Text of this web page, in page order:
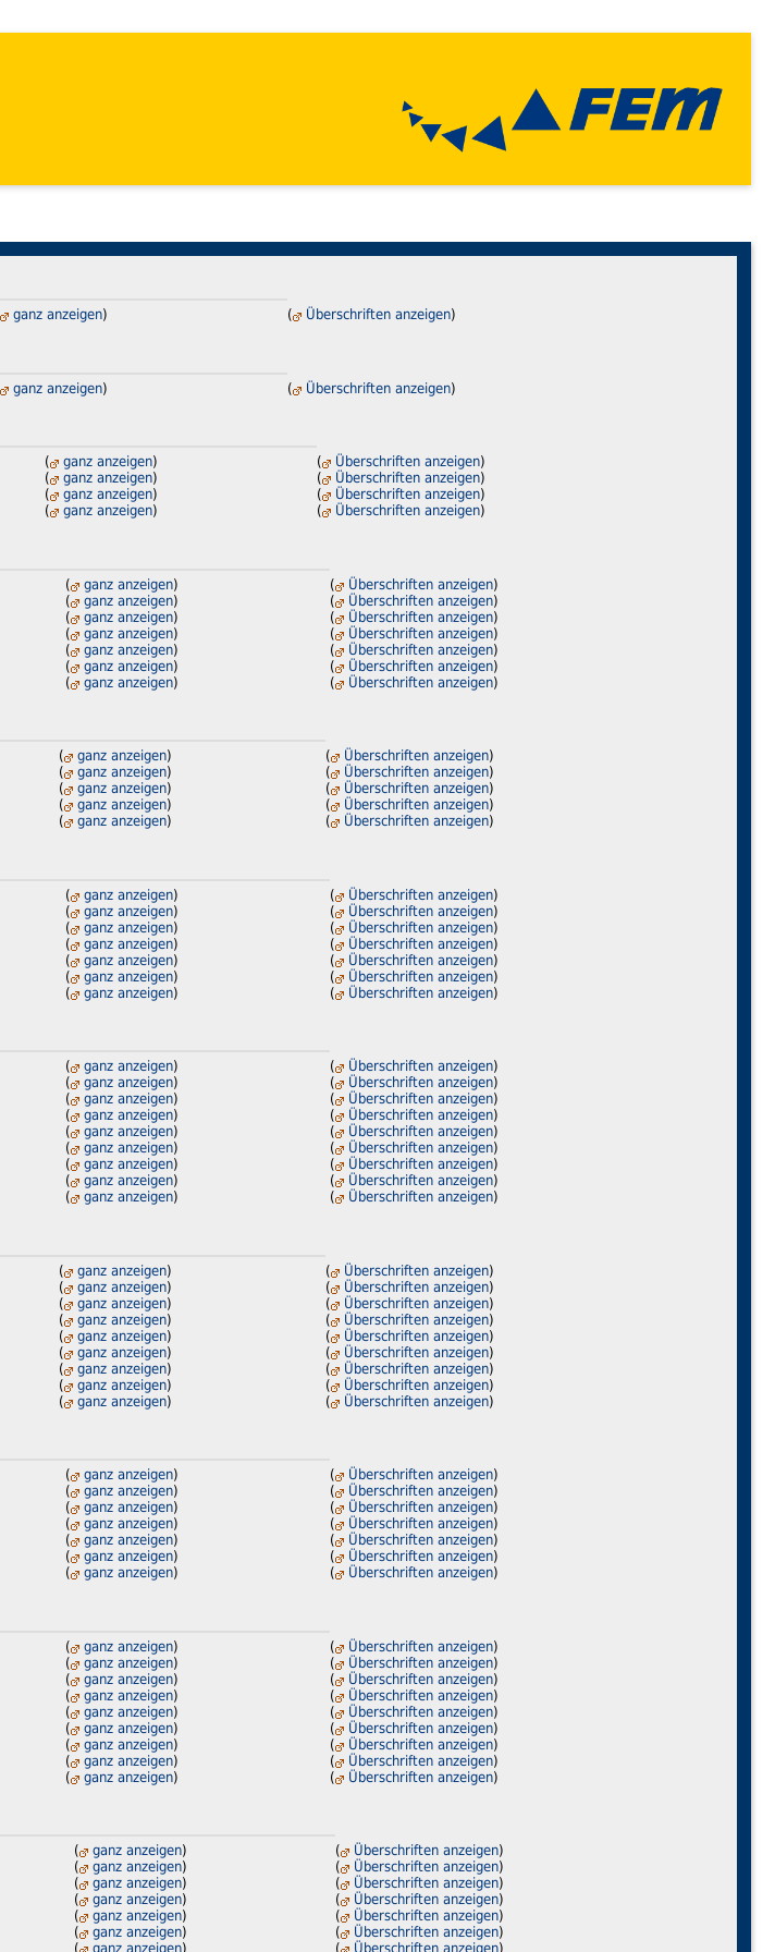
ganz anzeigen) ( Überschriften anzeigen)
ganz anzeigen) ( Überschriften anzeigen)
( ganz anzeigen) ( Überschriften anzeigen)
( ganz anzeigen) ( Überschriften anzeigen)
( ganz anzeigen) ( Überschriften anzeigen)
( ganz anzeigen) ( Überschriften anzeigen)
( ganz anzeigen) ( Überschriften anzeigen)
( ganz anzeigen) ( Überschriften anzeigen)
( ganz anzeigen) ( Überschriften anzeigen)
( ganz anzeigen) ( Überschriften anzeigen)
( ganz anzeigen) ( Überschriften anzeigen)
( ganz anzeigen) ( Überschriften anzeigen)
( ganz anzeigen) ( Überschriften anzeigen)
( ganz anzeigen) ( Überschriften anzeigen)
( ganz anzeigen) ( Überschriften anzeigen)
( ganz anzeigen) ( Überschriften anzeigen)
( ganz anzeigen) ( Überschriften anzeigen)
( ganz anzeigen) ( Überschriften anzeigen)
( ganz anzeigen) ( Überschriften anzeigen)
( ganz anzeigen) ( Überschriften anzeigen)
( ganz anzeigen) ( Überschriften anzeigen)
( ganz anzeigen) ( Überschriften anzeigen)
( ganz anzeigen) ( Überschriften anzeigen)
( ganz anzeigen) ( Überschriften anzeigen)
( ganz anzeigen) ( Überschriften anzeigen)
( ganz anzeigen) ( Überschriften anzeigen)
( ganz anzeigen) ( Überschriften anzeigen)
( ganz anzeigen) ( Überschriften anzeigen)
( ganz anzeigen) ( Überschriften anzeigen)
( ganz anzeigen) ( Überschriften anzeigen)
( ganz anzeigen) ( Überschriften anzeigen)
( ganz anzeigen) ( Überschriften anzeigen)
( ganz anzeigen) ( Überschriften anzeigen)
( ganz anzeigen) ( Überschriften anzeigen)
( ganz anzeigen) ( Überschriften anzeigen)
( ganz anzeigen) ( Überschriften anzeigen)
( ganz anzeigen) ( Überschriften anzeigen)
( ganz anzeigen) ( Überschriften anzeigen)
( ganz anzeigen) ( Überschriften anzeigen)
( ganz anzeigen) ( Überschriften anzeigen)
( ganz anzeigen) ( Überschriften anzeigen)
( ganz anzeigen) ( Überschriften anzeigen)
( ganz anzeigen) ( Überschriften anzeigen)
( ganz anzeigen) ( Überschriften anzeigen)
( ganz anzeigen) ( Überschriften anzeigen)
( ganz anzeigen) ( Überschriften anzeigen)
( ganz anzeigen) ( Überschriften anzeigen)
( ganz anzeigen) ( Überschriften anzeigen)
( ganz anzeigen) ( Überschriften anzeigen)
( ganz anzeigen) ( Überschriften anzeigen)
( ganz anzeigen) ( Überschriften anzeigen)
( ganz anzeigen) ( Überschriften anzeigen)
( ganz anzeigen) ( Überschriften anzeigen)
( ganz anzeigen) ( Überschriften anzeigen)
( ganz anzeigen) ( Überschriften anzeigen)
( ganz anzeigen) ( Überschriften anzeigen)
( ganz anzeigen) ( Überschriften anzeigen)
( ganz anzeigen) ( Überschriften anzeigen)
( ganz anzeigen) ( Überschriften anzeigen)
( ganz anzeigen) ( Überschriften anzeigen)
( ganz anzeigen) ( Überschriften anzeigen)
( ganz anzeigen) ( Überschriften anzeigen)
( ganz anzeigen) ( Überschriften anzeigen)
( ganz anzeigen) ( Überschriften anzeigen)
( ganz anzeigen) ( Überschriften anzeigen)
( ganz anzeigen) ( Überschriften anzeigen)